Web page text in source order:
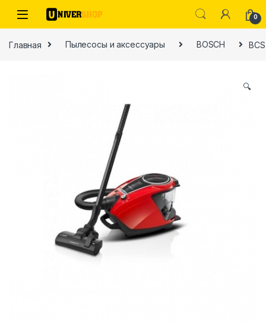
Skip to navigation
Skip to content
0
Главная Пылесосы и аксессуары BOSCH
🔍